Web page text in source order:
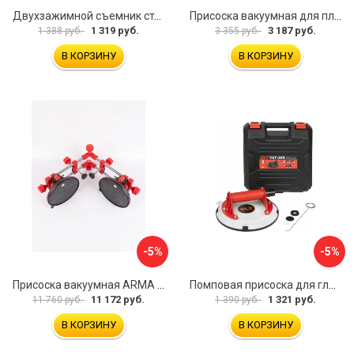
Двухзажимной съемник стекол Rockforce RF-63404(18564)
1 388 руб. 1 319 руб.
В КОРЗИНУ
3 355 руб. 3 187 руб.
В КОРЗИНУ
-5%
Присоска вакуумная ARMA P625A
11 760 руб. 11 172 руб.
В КОРЗИНУ
-5%
Помповая присоска для гладкой и шероховатой плитки DLT VST-209 1114
1 390 руб. 1 321 руб.
В КОРЗИНУ